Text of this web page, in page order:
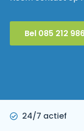
Bel 085 212
24/7 actief